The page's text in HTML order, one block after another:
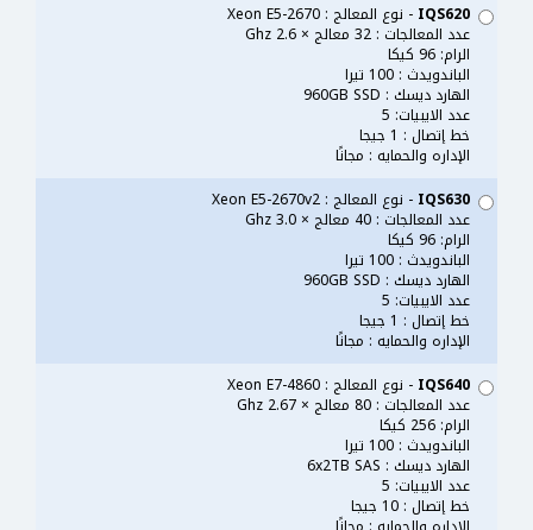
IQS620 - نوع المعالج : Xeon E5-2670
عدد المعالجات : 32 معالج × 2.6 Ghz
الرام: 96 كيكا
الباندويدث : 100 تيرا
الهارد ديسك : 960GB SSD
عدد الايبيات: 5
خط إتصال : 1 جيجا
الإداره والحمايه : مجانًا
IQS630 - نوع المعالج : Xeon E5-2670v2
عدد المعالجات : 40 معالج × 3.0 Ghz
الرام: 96 كيكا
الباندويدث : 100 تيرا
الهارد ديسك : 960GB SSD
عدد الايبيات: 5
خط إتصال : 1 جيجا
الإداره والحمايه : مجانًا
IQS640 - نوع المعالج : Xeon E7-4860
عدد المعالجات : 80 معالج × 2.67 Ghz
الرام: 256 كيكا
الباندويدث : 100 تيرا
الهارد ديسك : 6x2TB SAS
عدد الايبيات: 5
خط إتصال : 10 جيجا